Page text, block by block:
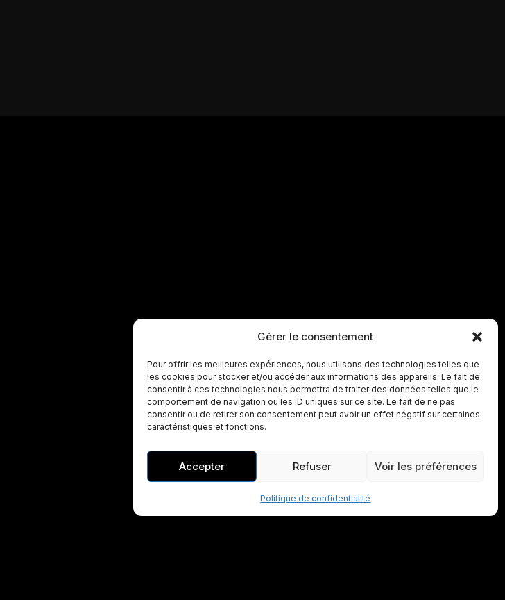
Gérer le consentement
Pour offrir les meilleures expériences, nous utilisons des technologies telles que
les cookies pour stocker et/ou accéder aux informations des appareils. Le fait de
consentir à ces technologies nous permettra de traiter des données telles que le
comportement de navigation ou les ID uniques sur ce site. Le fait de ne pas
consentir ou de retirer son consentement peut avoir un effet négatif sur certaines
caractéristiques et fonctions.
Accepter Refuser Voir les préférences
Politique de confidentialité